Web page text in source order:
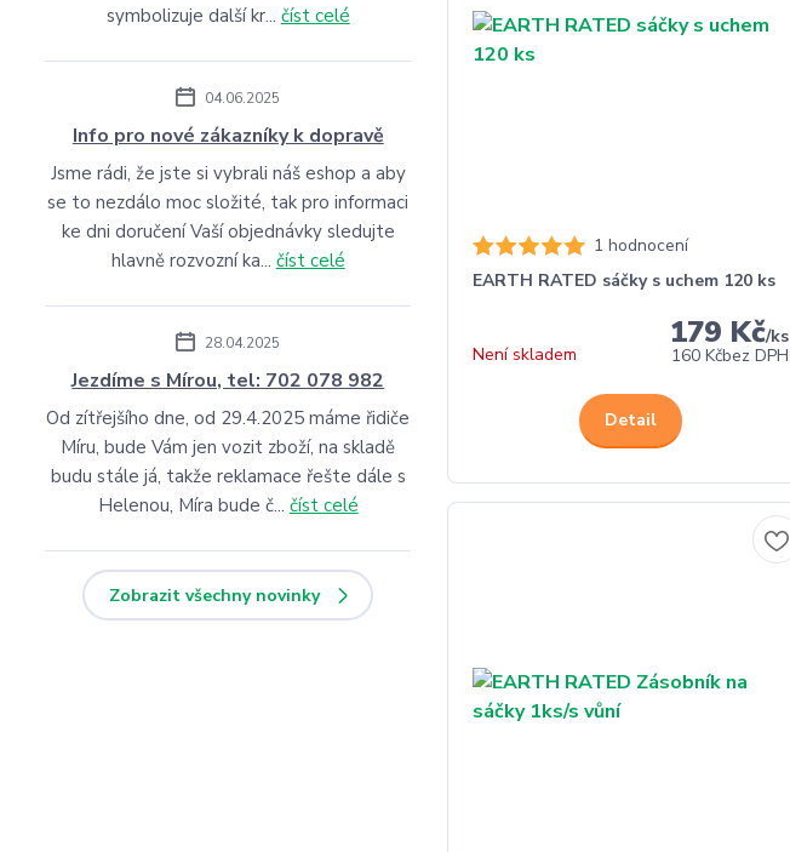
1 hodnocení
EARTH RATED sáčky s uchem 120 ks
179 Kč/ks
160 Kčbez DPH
Není skladem
Detail
symbolizuje další kr... číst celé
04.06.2025
Info pro nové zákazníky k dopravě
Jsme rádi, že jste si vybrali náš eshop a aby
se to nezdálo moc složité, tak pro informaci
ke dni doručení Vaší objednávky sledujte
hlavně rozvozní ka... číst celé
28.04.2025
Jezdíme s Mírou, tel: 702 078 982
Od zítřejšího dne, od 29.4.2025 máme řidiče
Míru, bude Vám jen vozit zboží, na skladě
budu stále já, takže reklamace řešte dále s
Helenou, Míra bude č... číst celé
Zobrazit všechny novinky